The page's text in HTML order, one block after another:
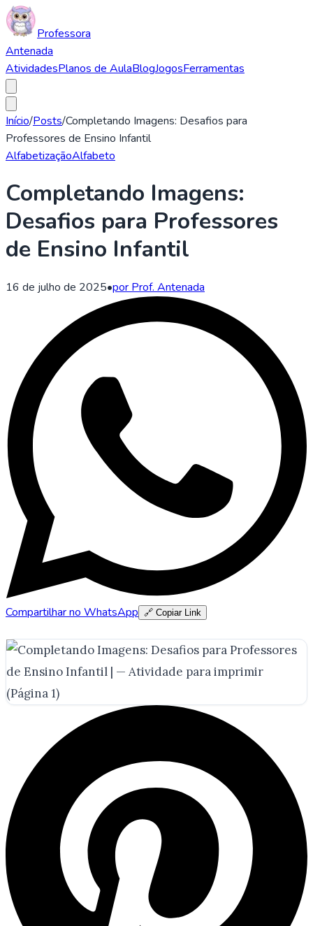
Professora
Antenada
AtividadesPlanos de AulaBlogJogosFerramentas
Início/Posts/Completando Imagens: Desafios para
Professores de Ensino Infantil
AlfabetizaçãoAlfabeto
Completando Imagens:
Desafios para Professores
de Ensino Infantil
16 de julho de 2025•por Prof. Antenada
Compartilhar no WhatsApp 🔗 Copiar Link